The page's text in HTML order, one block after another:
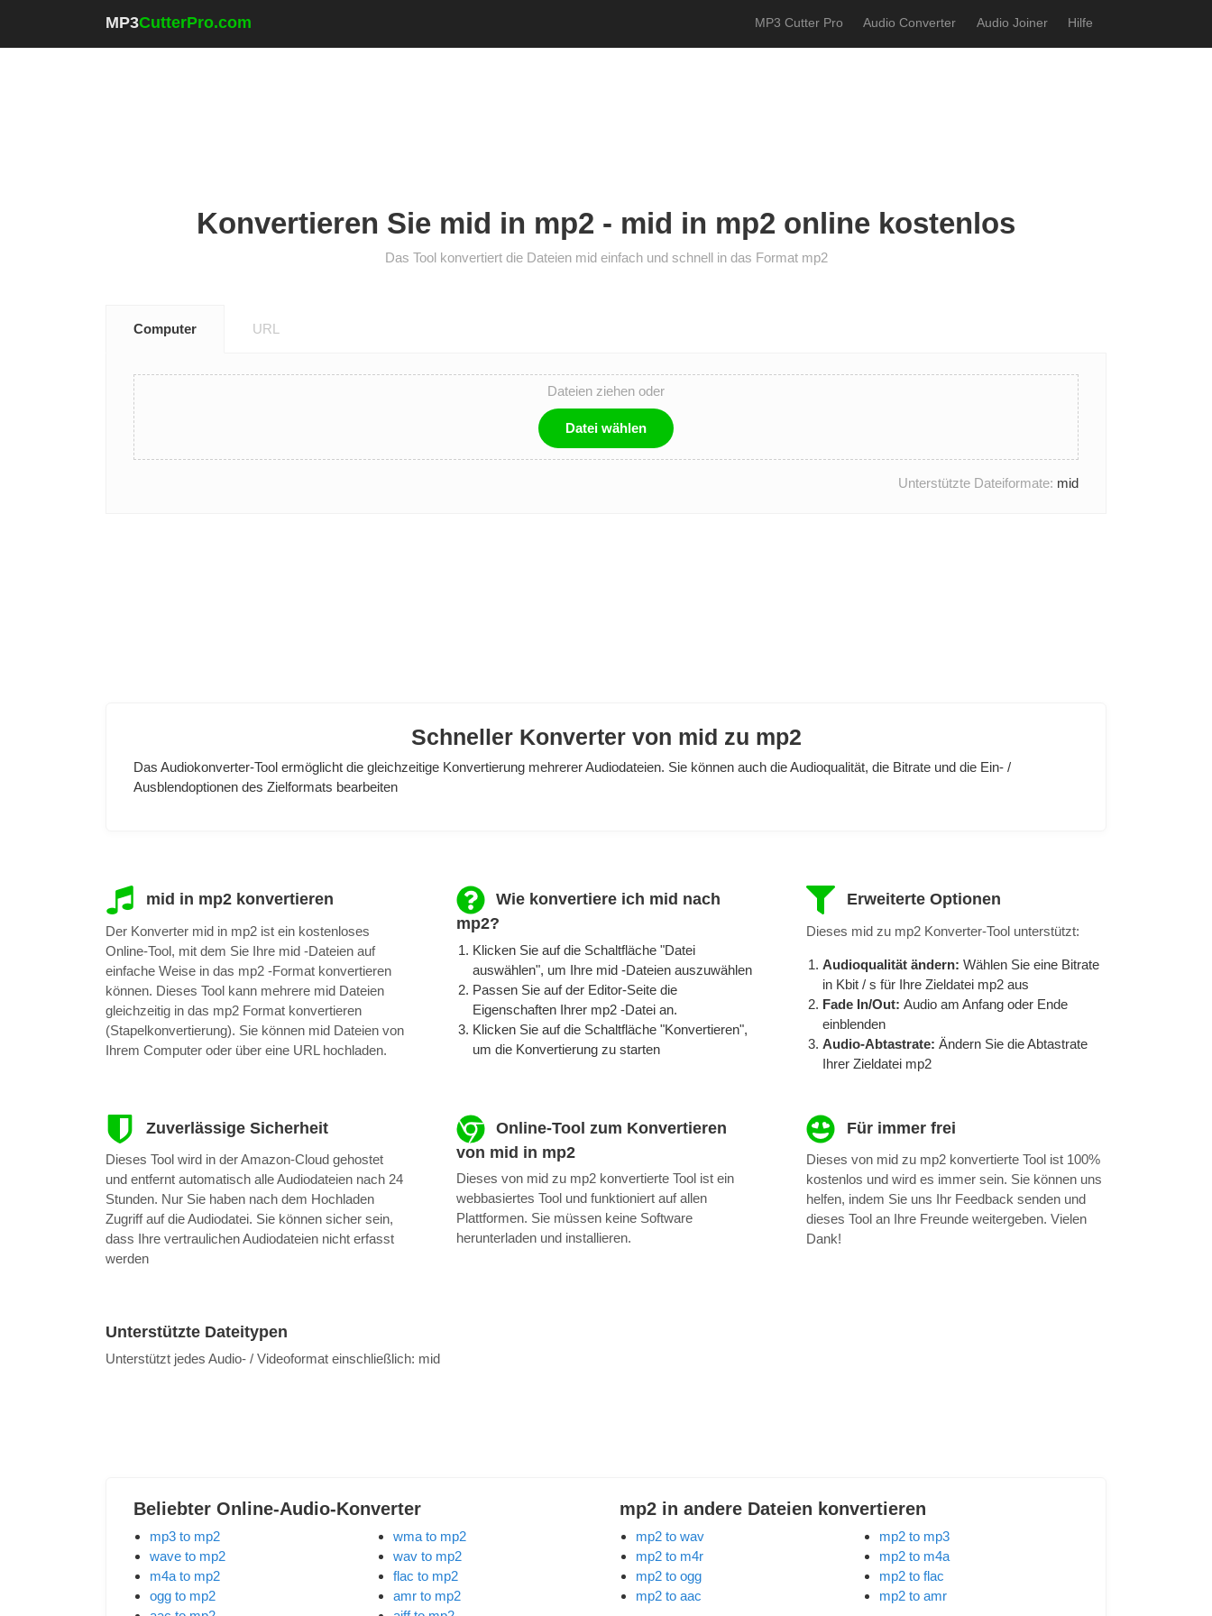
MP3CutterPro.com MP3 Cutter Pro Audio Converter Audio Joiner Hilfe
Konvertieren Sie mid in mp2 - mid in mp2 online kostenlos
Das Tool konvertiert die Dateien mid einfach und schnell in das Format mp2
Computer URL
Dateien ziehen oder
Datei wählen
Unterstützte Dateiformate: mid
Schneller Konverter von mid zu mp2
Das Audiokonverter-Tool ermöglicht die gleichzeitige Konvertierung mehrerer Audiodateien. Sie können auch die Audioqualität, die Bitrate und die Ein- /
Ausblendoptionen des Zielformats bearbeiten
mid in mp2 konvertieren
Der Konverter mid in mp2 ist ein kostenloses
Online-Tool, mit dem Sie Ihre mid -Dateien auf
einfache Weise in das mp2 -Format konvertieren
können. Dieses Tool kann mehrere mid Dateien
gleichzeitig in das mp2 Format konvertieren
(Stapelkonvertierung). Sie können mid Dateien von
Ihrem Computer oder über eine URL hochladen.
Wie konvertiere ich mid nach
mp2?
Klicken Sie auf die Schaltfläche "Datei
auswählen", um Ihre mid -Dateien auszuwählen
Passen Sie auf der Editor-Seite die
Eigenschaften Ihrer mp2 -Datei an.
Klicken Sie auf die Schaltfläche "Konvertieren",
um die Konvertierung zu starten
Erweiterte Optionen
Dieses mid zu mp2 Konverter-Tool unterstützt:
Audioqualität ändern: Wählen Sie eine Bitrate
in Kbit / s für Ihre Zieldatei mp2 aus
Fade In/Out: Audio am Anfang oder Ende
einblenden
Audio-Abtastrate: Ändern Sie die Abtastrate
Ihrer Zieldatei mp2
Zuverlässige Sicherheit
Dieses Tool wird in der Amazon-Cloud gehostet
und entfernt automatisch alle Audiodateien nach 24
Stunden. Nur Sie haben nach dem Hochladen
Zugriff auf die Audiodatei. Sie können sicher sein,
dass Ihre vertraulichen Audiodateien nicht erfasst
werden
Online-Tool zum Konvertieren
von mid in mp2
Dieses von mid zu mp2 konvertierte Tool ist ein
webbasiertes Tool und funktioniert auf allen
Plattformen. Sie müssen keine Software
herunterladen und installieren.
Für immer frei
Dieses von mid zu mp2 konvertierte Tool ist 100%
kostenlos und wird es immer sein. Sie können uns
helfen, indem Sie uns Ihr Feedback senden und
dieses Tool an Ihre Freunde weitergeben. Vielen
Dank!
Unterstützte Dateitypen
Unterstützt jedes Audio- / Videoformat einschließlich: mid
Beliebter Online-Audio-Konverter
mp3 to mp2
wave to mp2
m4a to mp2
ogg to mp2
wma to mp2
wav to mp2
flac to mp2
amr to mp2
mp2 in andere Dateien konvertieren
mp2 to wav
mp2 to m4r
mp2 to ogg
mp2 to aac
mp2 to mp3
mp2 to m4a
mp2 to flac
mp2 to amr